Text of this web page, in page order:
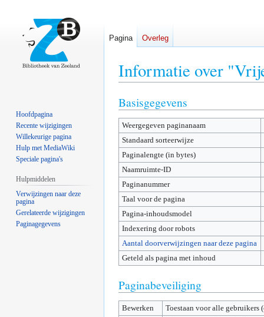
Informatie over
Naar
navigatie
springen
Naar
zoeken
springen
Basisgegevens
Weergegeven paginanaam
Standaard sorteerwijze
Paginalengte (in bytes)
Naamruimte-ID
Paginanummer
Taal voor de pagina
Pagina-inhoudsmodel
Indexering door robots
Aantal doorverwijzingen naar deze pagina
Geteld als pagina met inhoud
Paginabeveiliging
Bewerken
Toestaan voor alle gebruikers
Pagina Overleg
Hoofdpagina
Recente wijzigingen
Willekeurige pagina
Hulp met MediaWiki
Speciale pagina's
Hulpmiddelen
Verwijzingen naar deze
pagina
Gerelateerde wijzigingen
Paginagegevens